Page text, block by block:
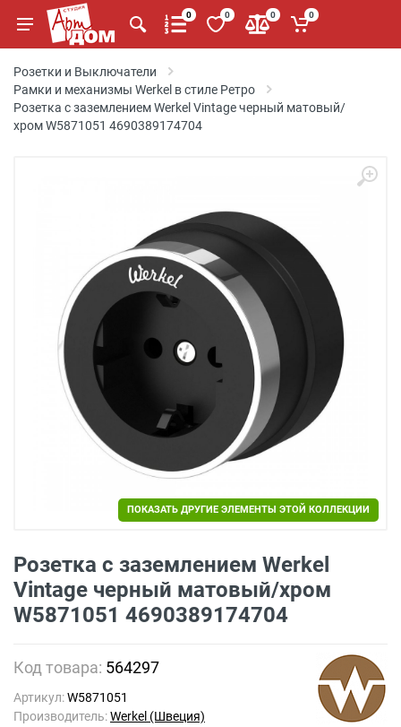
0 0 0 0
Розетки и Выключатели
Рамки и механизмы Werkel в стиле Ретро
Розетка с заземлением Werkel Vintage черный матовый/
хром W5871051 4690389174704
ПОКАЗАТЬ ДРУГИЕ ЭЛЕМЕНТЫ ЭТОЙ КОЛЛЕКЦИИ
Розетка с заземлением Werkel
Vintage черный матовый/хром
W5871051 4690389174704
Код товара: 564297
Артикул:W5871051
Производитель:Werkel (Швеция)